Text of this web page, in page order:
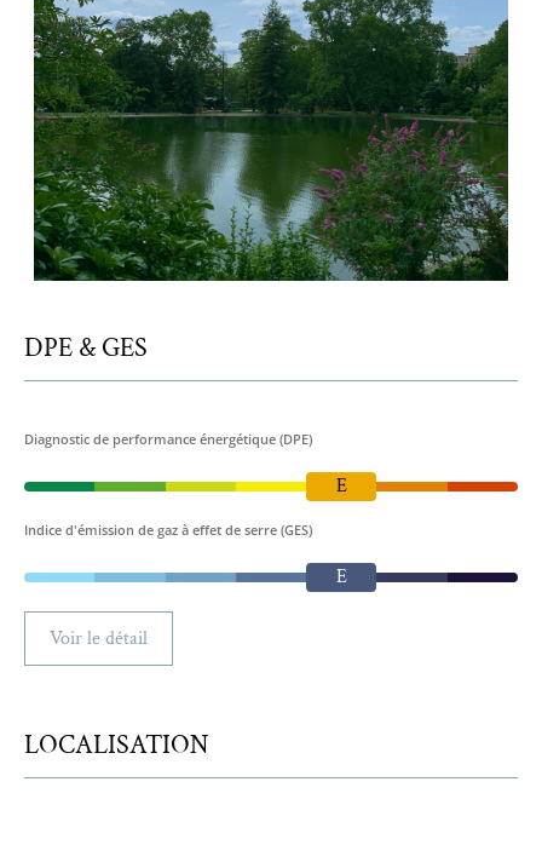
DPE & GES
Diagnostic de performance énergétique (DPE)
E
Indice d'émission de gaz à effet de serre (GES)
E
Voir le détail
LOCALISATION